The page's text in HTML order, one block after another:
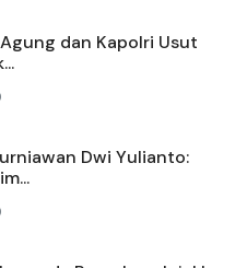
dan Kapolri Usut
Dwi Yulianto: